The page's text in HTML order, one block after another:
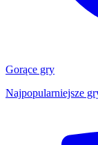
Gorące gry
Najpopularniejsze